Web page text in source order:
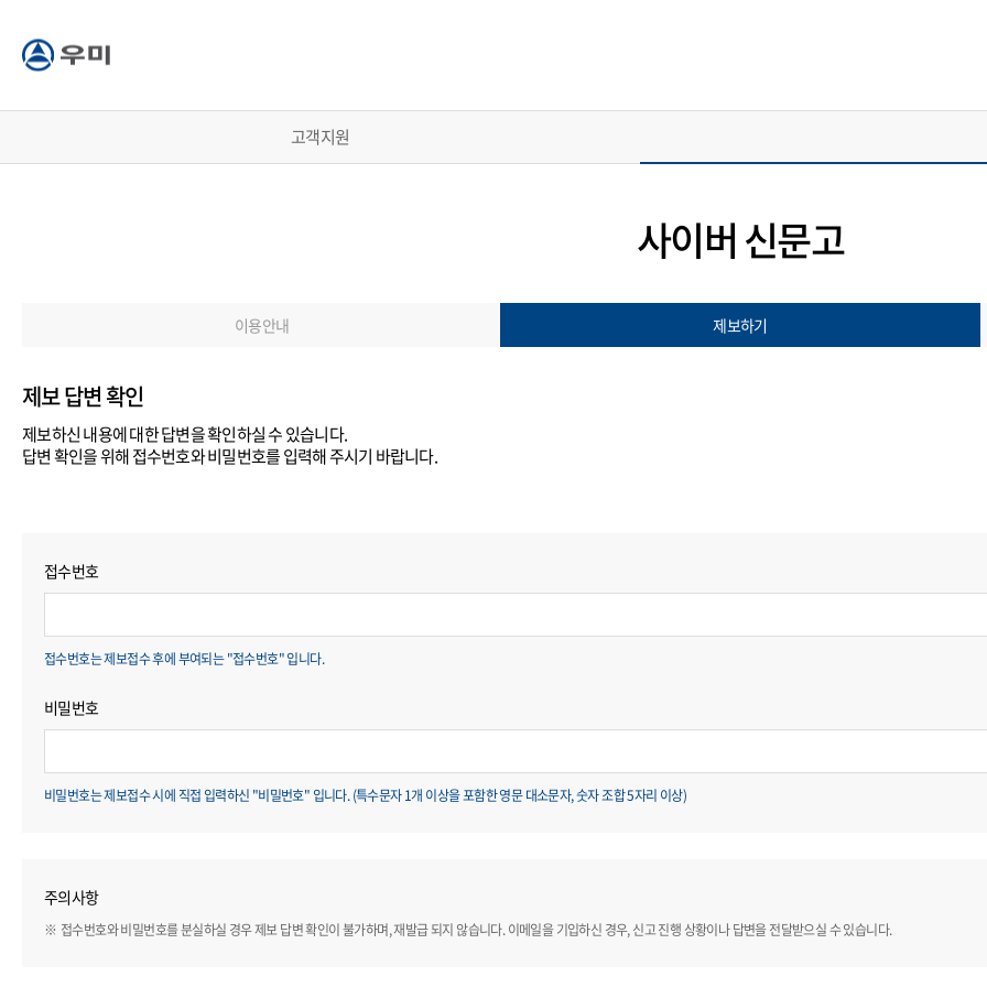
고객지원
사이버 신문고
이용안내 제보하기
제보 답변 확인
제보하신 내용에 대한 답변을 확인하실 수 있습니다.
답변 확인을 위해 접수번호와 비밀번호를 입력해 주시기 바랍니다.
접수번호
접수번호는 제보접수 후에 부여되는 "접수번호" 입니다.
비밀번호
비밀번호는 제보접수 시에 직접 입력하신 "비밀번호" 입니다. (특수문자 1개 이상을 포함한 영문 대소문자, 숫자 조합 5자리 이상)
주의사항
접수번호와 비밀번호를 분실하실 경우 제보 답변 확인이 불가하며, 재발급 되지 않습니다. 이메일을 기입하신 경우, 신고 진행 상황이나 답변을 전달받으실 수 있습니다.